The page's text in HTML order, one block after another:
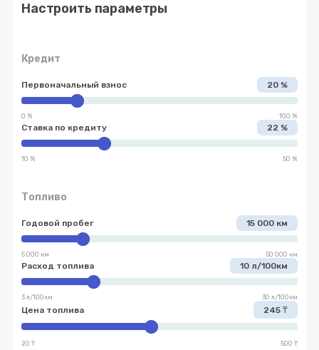
Настроить параметры
Кредит
Первоначальный взнос 20 %
0 % 100 %
Ставка по кредиту 22 %
10 % 50 %
Топливо
Годовой пробег 15 000 км
5 000 км 50 000 км
Расход топлива 10 л/100км
3 л/100км 30 л/100км
Цена топлива 245 ₸
20 ₸ 500 ₸